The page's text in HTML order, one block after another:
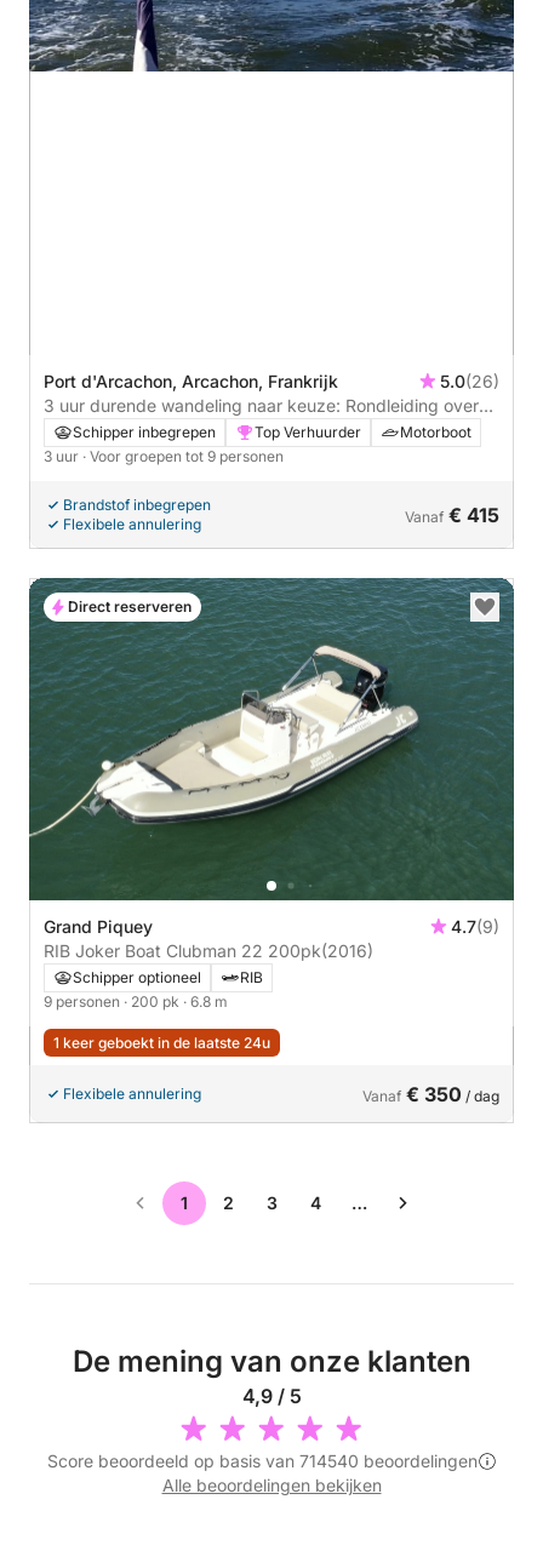
Port d'Arcachon, Arcachon, Frankrijk 5.0(26)
3 uur durende wandeling naar keuze: Rondleiding over
het Vogeleiland en Cap Ferret of Banc d'Arguin en Dune
du Pilat
Schipper inbegrepen Top Verhuurder
Motorboot
3 uur · Voor groepen tot 9 personen
Brandstof inbegrepen
Flexibele annulering
Vanaf € 415
Grand Piquey 4.7(9)
RIB Joker Boat Clubman 22 200pk(2016)
Schipper optioneel
RIB
9 personen · 200 pk · 6.8 m
1 keer geboekt in de laatste 24u
Flexibele annulering Vanaf € 350 / dag
Direct reserveren
1 2 3 4 …
De mening van onze klanten
4,9 / 5
Score beoordeeld op basis van 714540 beoordelingen
Alle beoordelingen bekijken